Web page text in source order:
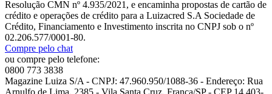
Resolução CMN nº 4.935/2021, e encaminha propostas de cartão de
crédito e operações de crédito para a Luizacred S.A Sociedade de
Crédito, Financiamento e Investimento inscrita no CNPJ sob o nº
02.206.577/0001-80.
Compre pelo chat
ou compre pelo telefone:
0800 773 3838
Magazine Luiza S/A - CNPJ: 47.960.950/1088-36 - Endereço: Rua